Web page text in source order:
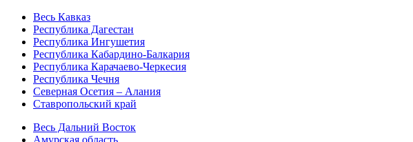
Весь Кавказ
Республика Дагестан
Республика Ингушетия
Республика Кабардино-Балкария
Республика Карачаево-Черкесия
Республика Чечня
Северная Осетия – Алания
Ставропольский край
Весь Дальний Восток
Амурская область